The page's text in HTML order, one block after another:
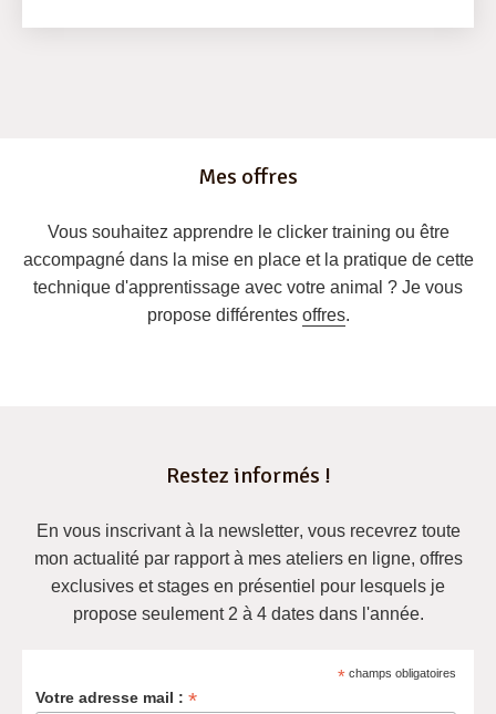
Mes offres
Vous souhaitez apprendre le clicker training ou être
accompagné dans la mise en place et la pratique de cette
technique d'apprentissage avec votre animal ? Je vous
propose différentes offres.
Restez informés !
En vous inscrivant à la newsletter, vous recevrez toute
mon actualitépar rapport à mes ateliers en ligne, offres
exclusives etstages en présentiel pour lesquels je
propose seulement 2 à 4 dates dans l'année.
* champs obligatoires
Votre adresse mail : *